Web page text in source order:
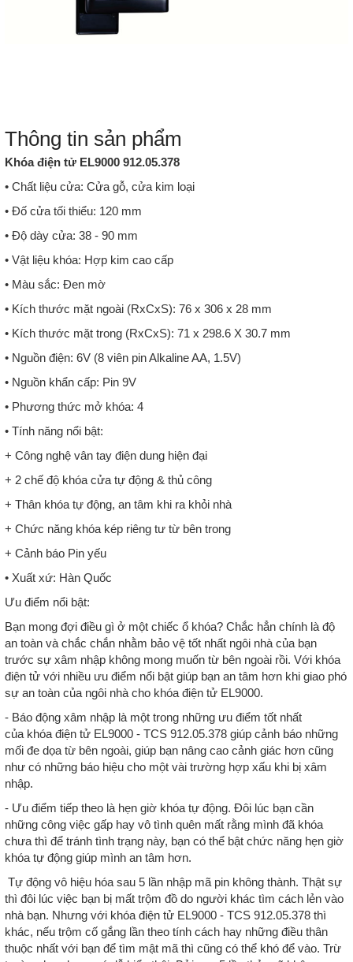
Thông tin sản phẩm
Khóa điện tử EL9000 912.05.378
• Chất liệu cửa: Cửa gỗ, cửa kim loại
• Đố cửa tối thiểu: 120 mm
• Độ dày cửa: 38 - 90 mm
• Vật liệu khóa: Hợp kim cao cấp
• Màu sắc: Đen mờ
• Kích thước mặt ngoài (RxCxS): 76 x 306 x 28 mm
• Kích thước mặt trong (RxCxS): 71 x 298.6 X 30.7 mm
• Nguồn điện: 6V (8 viên pin Alkaline AA, 1.5V)
• Nguồn khẩn cấp: Pin 9V
• Phương thức mở khóa: 4
• Tính năng nổi bật:
+ Công nghệ vân tay điện dung hiện đại
+ 2 chế độ khóa cửa tự động & thủ công
+ Thân khóa tự động, an tâm khi ra khỏi nhà
+ Chức năng khóa kép riêng tư từ bên trong
+ Cảnh báo Pin yếu
• Xuất xứ: Hàn Quốc
Ưu điểm nổi bật:
Bạn mong đợi điều gì ở một chiếc ổ khóa? Chắc hẳn chính là độ
an toàn và chắc chắn nhằm bảo vệ tốt nhất ngôi nhà của bạn
trước sự xâm nhập không mong muốn từ bên ngoài rồi. Với khóa
điện tử với nhiều ưu điểm nổi bật giúp bạn an tâm hơn khi giao phó
sự an toàn của ngôi nhà cho khóa điện tử EL9000.
- Báo động xâm nhập là một trong những ưu điểm tốt nhất
của khóa điện tử EL9000 - TCS 912.05.378 giúp cảnh báo những
mối đe dọa từ bên ngoài, giúp bạn nâng cao cảnh giác hơn cũng
như có những báo hiệu cho một vài trường hợp xấu khi bị xâm
nhập.
- Ưu điểm tiếp theo là hẹn giờ khóa tự động. Đôi lúc bạn cần
những công việc gấp hay vô tình quên mất rằng mình đã khóa
chưa thì để tránh tình trạng này, bạn có thể bật chức năng hẹn giờ
khóa tự động giúp mình an tâm hơn.
Tự động vô hiệu hóa sau 5 lần nhập mã pin không thành. Thật sự
thì đôi lúc việc bạn bị mất trộm đồ do người khác tìm cách lẻn vào
nhà bạn. Nhưng với khóa điện tử EL9000 - TCS 912.05.378 thì
khác, nếu trộm cố gắng lần theo tính cách hay những điều thân
thuộc nhất với bạn để tìm mật mã thì cũng có thể khó để vào. Trừ